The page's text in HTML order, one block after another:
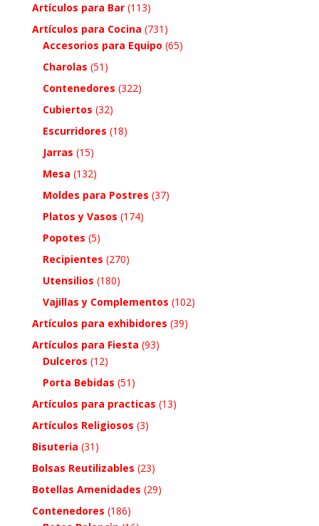
Artículos para Bar (113)
Artículos para Cocina (731)
Accesorios para Equipo (65)
Charolas (51)
Contenedores (322)
Cubiertos (32)
Escurridores (18)
Jarras (15)
Mesa (132)
Moldes para Postres (37)
Platos y Vasos (174)
Popotes (5)
Recipientes (270)
Utensilios (180)
Vajillas y Complementos (102)
Artículos para exhibidores (39)
Artículos para Fiesta (93)
Dulceros (12)
Porta Bebidas (51)
Artículos para practicas (13)
Artículos Religiosos (3)
Bisuteria (31)
Bolsas Reutilizables (23)
Botellas Amenidades (29)
Contenedores (186)